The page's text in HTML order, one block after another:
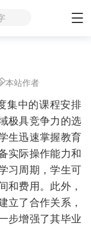
本站作者
集中的课程安排
极具竞争力的选
生迅速掌握教育
实际操作能力和
习周期，学生可
和费用。此外，
立了合作关系，
步增强了其毕业